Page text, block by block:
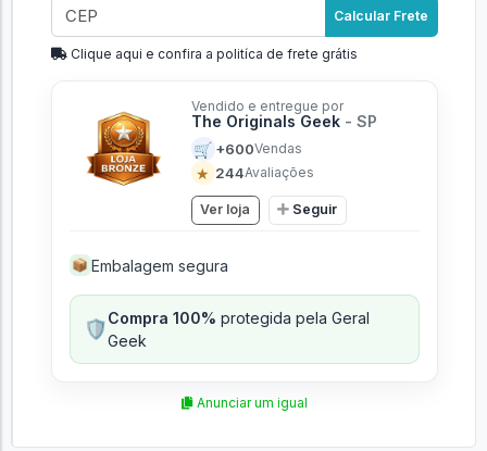
Calcular Frete
Clique aqui e confira a politíca de frete grátis
Vendido e entregue por
The Originals Geek - SP
🛒 +600Vendas
★ 244Avaliações
Ver loja Seguir
📦 Embalagem segura
🛡️Compra 100% protegida pela Geral
Geek
Anunciar um igual